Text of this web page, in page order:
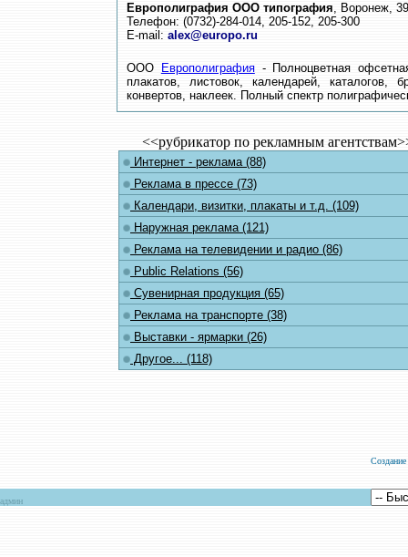
Европолиграфия ООО типография, Воронеж,
Телефон: (0732)-284-014, 205-152, 205-300
E-mail: alex@europo.ru
ООО Европолиграфия- Полноцветная офсетная
плакатов, листовок, календарей,
конвертов, наклеек. Полный спектр
<<рубрикатор по рекламным
Интернет - реклама (88)
Реклама в прессе (73)
Календари, визитки, плакаты и т.д. (109)
Наружная реклама (121)
Реклама на телевидении и радио (86)
Public Relations (56)
Сувенирная продукция (65)
Реклама на транспорте (38)
Выставки - ярмарки (26)
Другое... (118)
Создание
админ